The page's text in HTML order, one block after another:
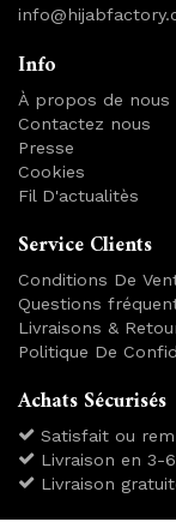
Info
À propos de nous
Contactez nous
Presse
Cookies
Fil D'actualitès
Service Clients
Conditions De
Questions
Livraisons &
Politique De
Achats Sécurisés
Satisfait ou
Livraison en 3-
Livraison